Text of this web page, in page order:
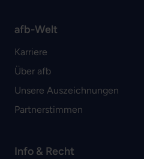
afb-Welt
Karriere
Über afb
Unsere Auszeichnungen
Partnerstimmen
Info & Recht